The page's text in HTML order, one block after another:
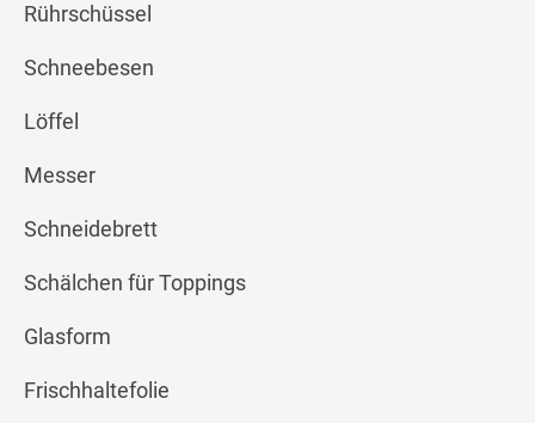
Rührschüssel
Schneebesen
Löffel
Messer
Schneidebrett
Schälchen für Toppings
Glasform
Frischhaltefolie